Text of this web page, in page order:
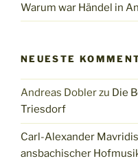
Warum war Händel in
NEUESTE
Andreas Doblerzu Die
Triesdorf
Carl-Alexander Mavridis
ansbachischer